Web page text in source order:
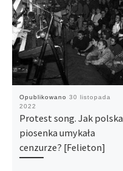
Opublikowano 30 listopada
2022
Protest song. Jak polska
piosenka umykała
cenzurze? [Felieton]